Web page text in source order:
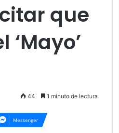
que
44 1 minuto de lectura
Messenger